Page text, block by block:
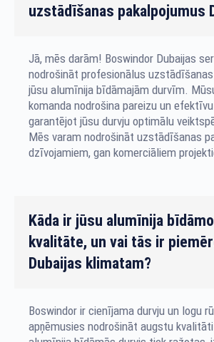
uzstādīšanas pakalpojumus
Jā, mēs darām! Boswindor Dubaijas
nodrošināt profesionālus
jūsu alumīnija bīdāmajām durvīm.
komanda nodrošina pareizu un
garantējot jūsu durvju optimālu
Mēs varam nodrošināt uzstādīšanas
dzīvojamiem, gan komerciāliem
Kāda ir jūsu alumīnija
kvalitāte, un vai tās ir
Dubaijas klimatam?
Boswindor ir cienījama durvju un logu
apņēmusies nodrošināt augstu